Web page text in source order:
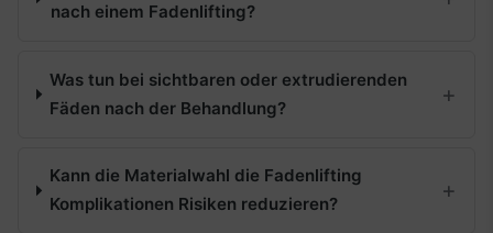
nach einem Fadenlifting?
Was tun bei sichtbaren oder extrudierenden
Fäden nach der Behandlung?
Kann die Materialwahl die Fadenlifting
Komplikationen Risiken reduzieren?